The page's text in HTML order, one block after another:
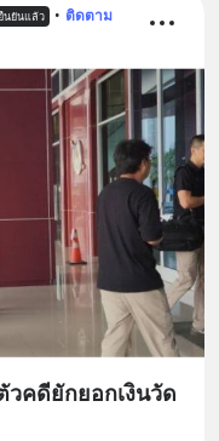
นยันแล้ว • ติดตาม
วคดียักยอกเงินวัด